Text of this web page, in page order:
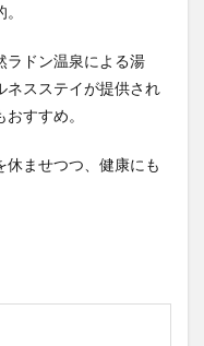
ラドン温泉による湯
ネスステイが提供され
すすめ。
休ませつつ、健康にも